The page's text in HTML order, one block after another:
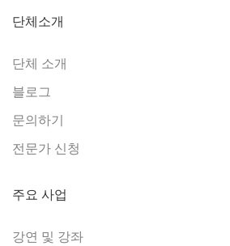
단체소개
단체 소개
블로그
문의하기
전문가 신청
주요 사업
강연 및 강좌